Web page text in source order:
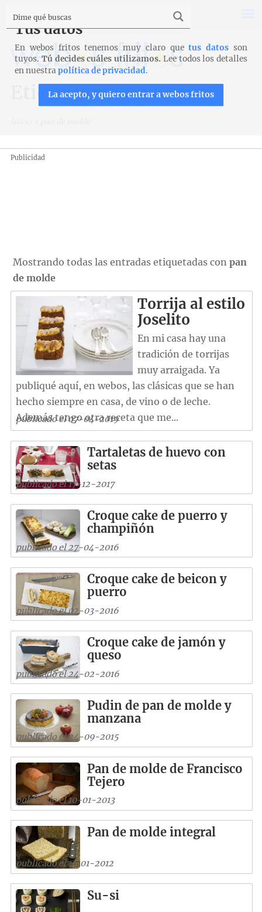
Etiqueta: pan de molde
Publicidad
Mostrando todas las entradas etiquetadas conpan
de molde
Torrija al estilo
Joselito
En mi casa hay una
tradición de torrijas
muy arraigada. Ya
publiqué aquí, en webos, las clásicas que se han
hecho siempre en casa, de vino o de leche.
Además tengo otra receta que me...
publicado el 07-04-2019
Tartaletas de huevo con
setas
publicado el 17-12-2017
Croque cake de puerro y
champiñón
publicado el 27-04-2016
Croque cake de beicon y
puerro
publicado el 02-03-2016
Croque cake de jamón y
queso
publicado el 24-02-2016
Pudin de pan de molde y
manzana
publicado el 24-09-2015
Pan de molde de Francisco
Tejero
publicado el 10-01-2013
Pan de molde integral
publicado el 11-01-2012
Su-si
Tus datos
En webos fritos tenemos muy claro quetus datos son
tuyos. Tú decides cuáles utilizamos. Lee todos los detalles
en nuestrapolítica de privacidad.
La acepto, y quiero entrar a webos fritos